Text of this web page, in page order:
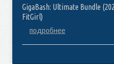
GigaBash: Ultimate Bundle
FitGirl)
подробнее